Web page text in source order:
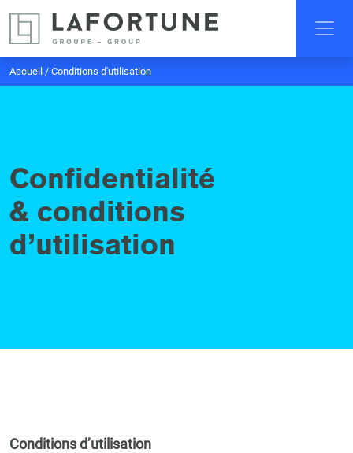
Accueil / Conditions d'utilisation
Confidentialité
& conditions
d’utilisation
Conditions d’utilisation